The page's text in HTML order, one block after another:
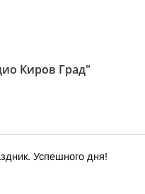
Киров Град"
Успешного дня!